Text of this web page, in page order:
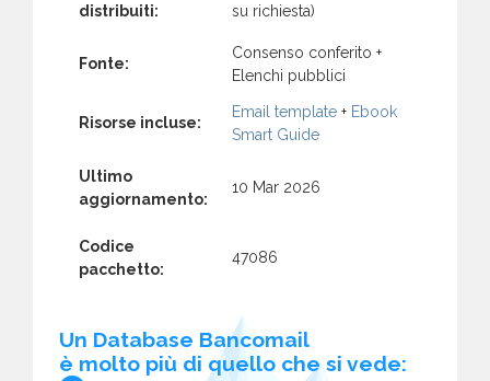
distribuiti:
su richiesta)
Fonte:
Consenso conferito +
Elenchi pubblici
Risorse incluse:
Email template + Ebook
Smart Guide
Ultimo
aggiornamento:
10 Mar 2026
Codice
pacchetto:
47086
Un Database Bancomail
è molto più di quello che si vede: